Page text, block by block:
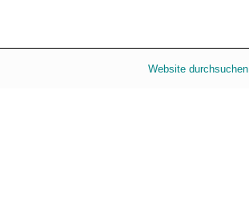
Website durchsuchen